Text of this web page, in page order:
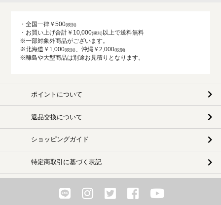
・全国一律￥500
・お買い上げ合計￥10,000
以上で送料無料
※一部対象外商品がございます。
※北海道￥1,000
、沖縄￥2,000
※離島や大型商品は別途お見積りとなります。
ポイントについて
返品交換について
ショッピングガイド
特定商取引に基づく表記